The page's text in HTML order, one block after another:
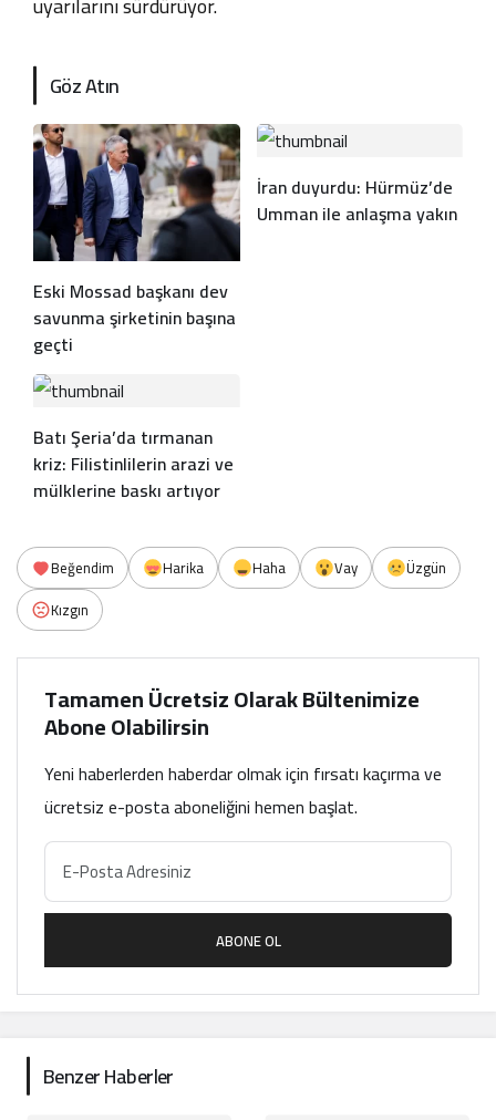
Göz Atın
Eski Mossad başkanı dev
savunma şirketinin başına
geçti
İran duyurdu: Hürmüz’de
Umman ile anlaşma yakın
Batı Şeria’da tırmanan
kriz: Filistinlilerin arazi ve
mülklerine baskı artıyor
Beğendim Harika Haha Vay
Üzgün
Kızgın
Tamamen Ücretsiz Olarak Bültenimize
Abone Olabilirsin
Yeni haberlerden haberdar olmak için fırsatı kaçırma ve
ücretsiz e-posta aboneliğini hemen başlat.
ABONE OL
Benzer Haberler